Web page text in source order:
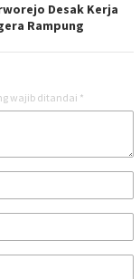
Desak Kerja
Rampung
wajib ditandai *